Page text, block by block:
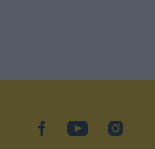
facebookYouTubeInstagram